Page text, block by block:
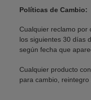
Políticas de Cambio:
Cualquier reclamo por
los siguientes 30 días
según fecha que
Cualquier producto
para cambio, reintegro